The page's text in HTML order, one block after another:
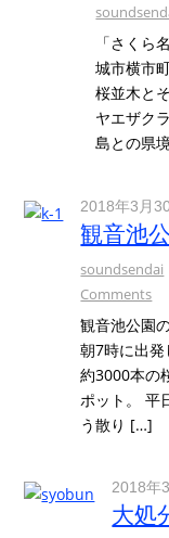
「さくら
城市横市
桜並木と
ヤエザク
島との県
2018年3月
観音池
soundsendai
Comments
観音池公園
朝7時に出
約3000本の
ポット。 平
う散り […]
2018年
大処